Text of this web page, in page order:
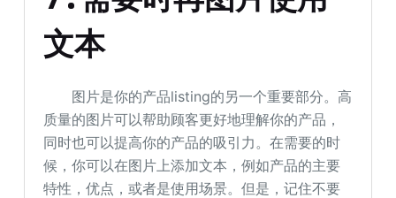
文本
图片是你的产品listing的另一个重要部分。高
质量的图片可以帮助顾客更好地理解你的产品，
同时也可以提高你的产品的吸引力。在需要的时
候，你可以在图片上添加文本，例如产品的主要
特性，优点，或者是使用场景。但是，记住不要